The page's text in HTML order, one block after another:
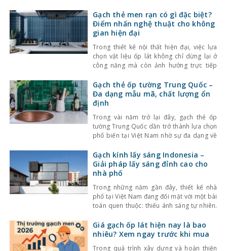
Gạch thẻ men rạn có gì đặc biệt?
Điểm nhấn nghệ thuật cho không
gian hiện đại
Trong thiết kế nội thất hiện đại, việc lựa
chọn vật liệu ốp lát không chỉ dừng lại ở
công năng mà còn ảnh hưởng trực tiếp
Một trong những lựa chọn nổi bật gần đây
là gạch thẻ men rạn – dòng gạch ốp lát
Gạch thẻ ốp tường Trung Quốc –
Đa dạng mẫu mã, chất lượng ổn
định
Trong vài năm trở lại đây, gạch thẻ ốp
tường Trung Quốc dần trở thành lựa chọn
phổ biến tại Việt Nam nhờ sự đa dạng về
Bên cạnh đó, chất lượng sản phẩm cũng
không ngừng được cải thiện, đáp ứng tốt
nhu cầu sử
Gạch kính lấy sáng Indonesia –
Giải pháp lấy sáng đỉnh cao cho
nhà phố
Trong những năm gần đây, thiết kế nhà
phố tại Việt Nam đang đối mặt với một bài
toán quen thuộc: thiếu ánh sáng tự nhiên.
che chắn bởi các công trình xung quanh,
khiến không gian trở nên bí bách và phụ
Giá gạch ốp lát hiện nay là bao
nhiêu? Xem ngay trước khi mua
Trong quá trình xây dựng và hoàn thiện